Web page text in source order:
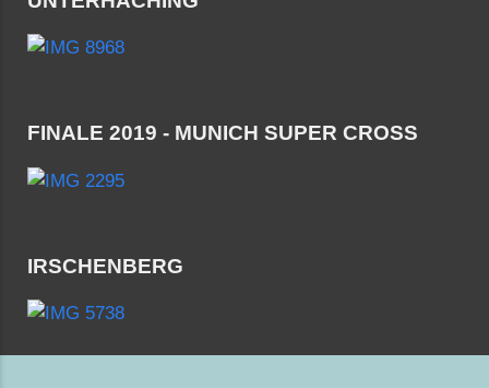
FINALE 2019 - MUNICH SUPER CROSS
IRSCHENBERG